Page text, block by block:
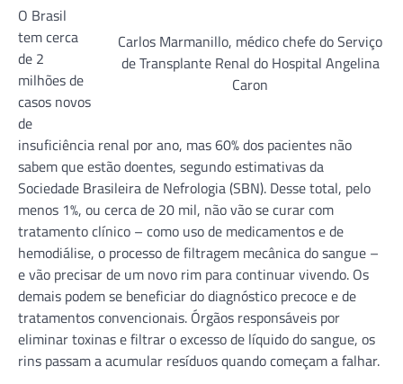
Carlos Marmanillo, médico chefe do Serviço
de Transplante Renal do Hospital Angelina
Caron
O Brasil
tem cerca
de 2
milhões de
casos novos
de
insuficiência renal por ano, mas 60% dos pacientes não
sabem que estão doentes, segundo estimativas da
Sociedade Brasileira de Nefrologia (SBN). Desse total, pelo
menos 1%, ou cerca de 20 mil, não vão se curar com
tratamento clínico – como uso de medicamentos e de
hemodiálise, o processo de filtragem mecânica do sangue –
e vão precisar de um novo rim para continuar vivendo. Os
demais podem se beneficiar do diagnóstico precoce e de
tratamentos convencionais. Órgãos responsáveis por
eliminar toxinas e filtrar o excesso de líquido do sangue, os
rins passam a acumular resíduos quando começam a falhar.